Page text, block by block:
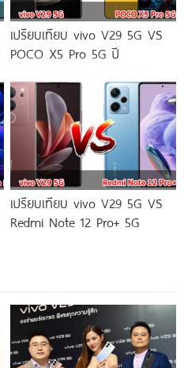
เปรียบเทียบ vivo V29 5G VS
POCO X5 Pro 5G ปี
เปรียบเทียบ vivo V29 5G VS
Redmi Note 12 Pro+ 5G